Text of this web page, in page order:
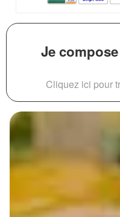
Je
Cliquez ici pour